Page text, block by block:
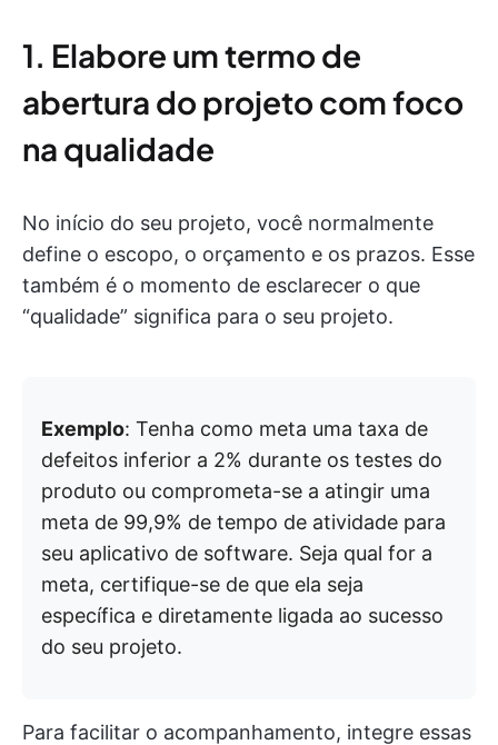
1. Elabore um termo de
abertura do projeto com foco
na qualidade
No início do seu projeto, você normalmente
define o escopo, o orçamento e os prazos. Esse
também é o momento de esclarecer o que
“qualidade” significa para o seu projeto.
Exemplo: Tenha como meta uma taxa de
defeitos inferior a 2% durante os testes do
produto ou comprometa-se a atingir uma
meta de 99,9% de tempo de atividade para
seu aplicativo de software. Seja qual for a
meta, certifique-se de que ela seja
específica e diretamente ligada ao sucesso
do seu projeto.
Para facilitar o acompanhamento, integre essas